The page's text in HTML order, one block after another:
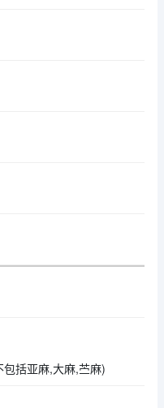
括亚麻,大麻,苎麻)